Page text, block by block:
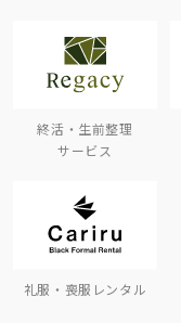
終活・生前整理
サービス
礼服・喪服レンタル